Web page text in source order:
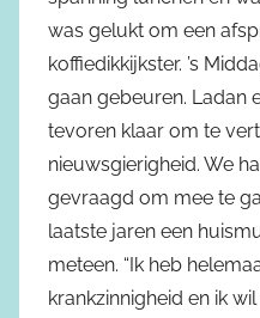
was gelukt om een
koffiedikkijkster. ’s
gaan gebeuren. Ladan
tevoren klaar om te
nieuwsgierigheid. We
gevraagd om mee te
laatste jaren een
meteen. “Ik heb
krankzinnigheid en ik